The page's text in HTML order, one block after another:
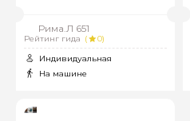
Рима.Л 651
Рейтинг гида (
0)
Индивидуальная
На машине